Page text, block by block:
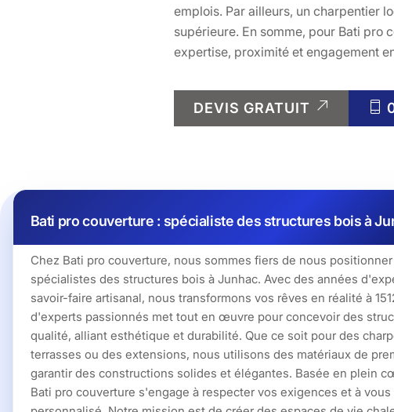
emplois. Par ailleurs, un charpentier
supérieure. En somme, pour Bati
expertise, proximité et engagement
DEVIS GRATUIT
Bati pro couverture : spécialiste des structures bois à
Chez Bati pro couverture, nous sommes fiers de nous
spécialistes des structures bois à Junhac. Avec des années
savoir-faire artisanal, nous transformons vos rêves en réalité à
d'experts passionnés met tout en œuvre pour concevoir des
qualité, alliant esthétique et durabilité. Que ce soit pour des
terrasses ou des extensions, nous utilisons des matériaux de
garantir des constructions solides et élégantes. Basée en plein
Bati pro couverture s'engage à respecter vos exigences et à